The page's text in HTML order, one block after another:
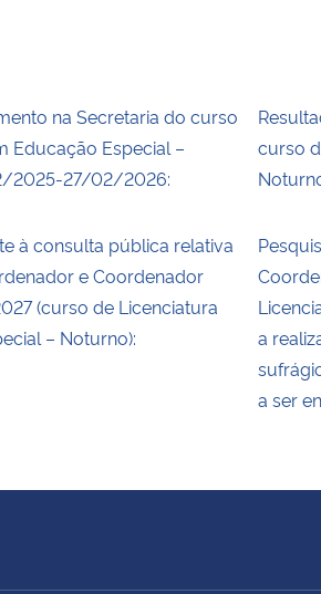
na Secretaria do curso
Educação Especial –
2025-27/02/2026:
curso
à consulta pública relativa
e Coordenador
(curso de Licenciatura
– Noturno):
a
a ser